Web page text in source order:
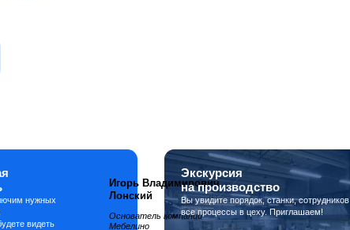
Игорь Владимирович
Лонский
Основатель компании
Мебелино
нужных
видеть
Экскурсия
на производство
Вы увидите порядок, станки, сотрудников
все процессы в цеху. Приглашаем!